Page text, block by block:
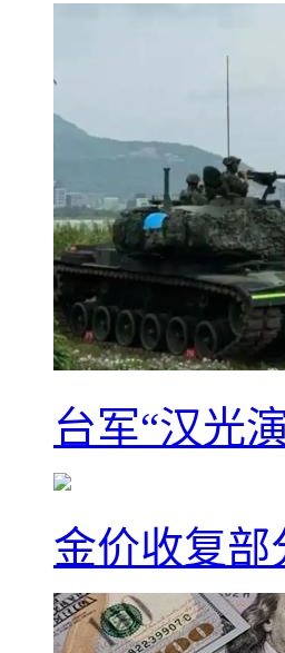
台军“汉光
金价收复部